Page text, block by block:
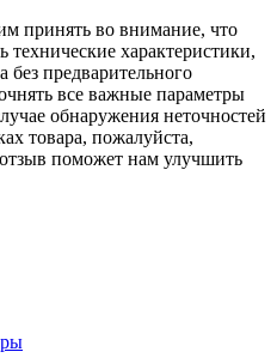
принять во внимание, что
технические характеристики,
предварительного
все важные параметры
обнаружения неточностей
товара, пожалуйста,
поможет нам улучшить